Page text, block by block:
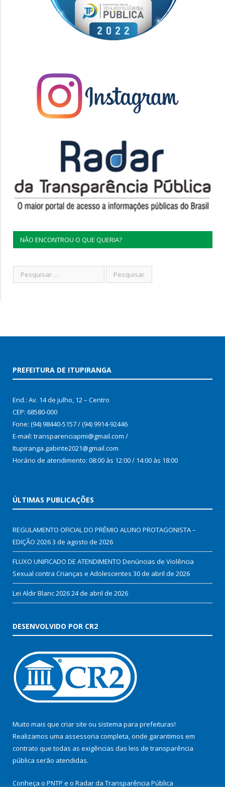
NÃO ENCONTROU O QUE QUERIA?
PREFEITURA DE ITUPIRANGA
End.: Av. 14 de julho, 12 – Centro
CEP: 68580-000
Fone: (94) 98440-5157 / (94) 9914-92446
E-mail: transparenciapmi@gmail.com /
Itupiranga.gabinte2021@gmail.com
Horário de atendimento: 08:00 às 12:00 / 14:00 às 18:00
ÚLTIMAS PUBLICAÇÕES
REGULAMENTO OFICIAL DO PRÊMIO ALUNO PROTAGONISTA –
EDIÇÃO 20263 de agosto de 2026
FLUXO UNIFICADO DE ATENDIMENTO Denúncias de Violência
Sexual contra Crianças e Adolescentes 30 de abril de 2026
Lei Aldir Blanc 202624 de abril de 2026
DESENVOLVIDO POR CR2
Muito mais que criar site ou sistema para prefeituras!
Realizamos uma assessoria completa, onde garantimos em
contrato que todas as exigências das leis de transparência
pública serão atendidas.
Conheça o PNTP e o Radar da Transparência Pública